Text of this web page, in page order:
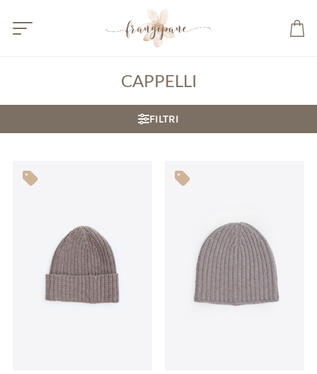
CAPPELLI
FILTRI